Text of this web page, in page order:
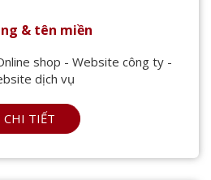
& tên miền
shop - Website công ty -
dịch vụ
CHI TIẾT